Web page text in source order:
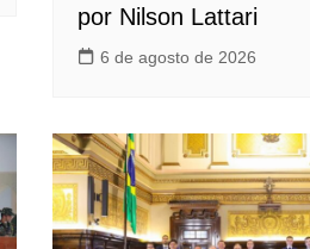
por Nilson Lattari
6 de agosto de 2026